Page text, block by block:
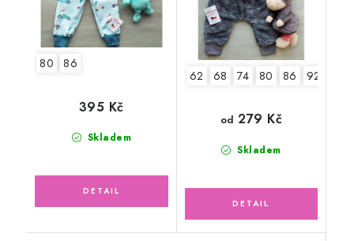
80 86
Skladem
395 Kč
62 68 74 80 86 92-98
Skladem
od 279 Kč